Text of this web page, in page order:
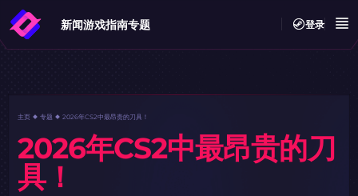
新闻游戏指南专题 登录
主页 专题 2026年CS2中最昂贵的刀具！
2026年CS2中最昂贵的刀
具！